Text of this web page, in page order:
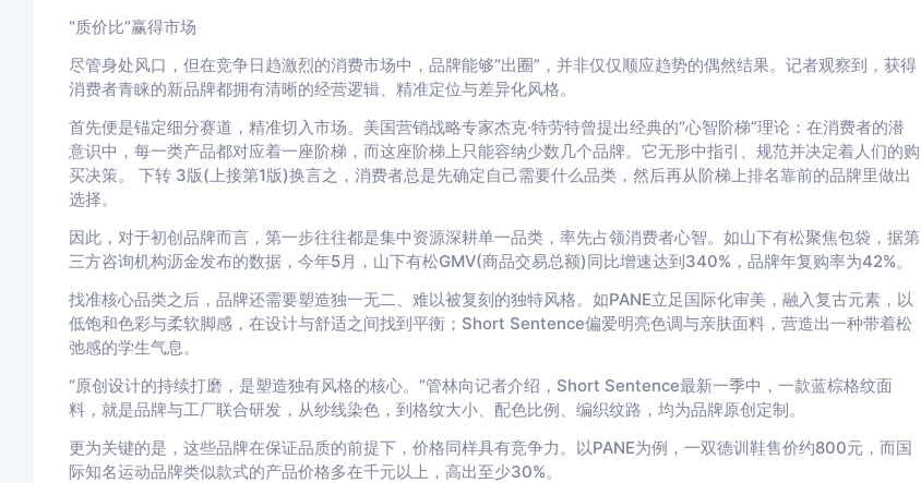
“质价比”赢得市场
尽管身处风口，但在竞争日趋激烈的消费市场中，品牌能够“出圈”，并非仅仅顺应趋势的偶然结果。记者观察到，获得
消费者青睐的新品牌都拥有清晰的经营逻辑、精准定位与差异化风格。
首先便是锚定细分赛道，精准切入市场。美国营销战略专家杰克·特劳特曾提出经典的“心智阶梯”理论：在消费者的潜
意识中，每一类产品都对应着一座阶梯，而这座阶梯上只能容纳少数几个品牌。它无形中指引、规范并决定着人们的购
买决策。 下转 3版(上接第1版)换言之，消费者总是先确定自己需要什么品类，然后再从阶梯上排名靠前的品牌里做出
选择。
因此，对于初创品牌而言，第一步往往都是集中资源深耕单一品类，率先占领消费者心智。如山下有松聚焦包袋，据第
三方咨询机构沥金发布的数据，今年5月，山下有松GMV(商品交易总额)同比增速达到340%，品牌年复购率为42%。
找准核心品类之后，品牌还需要塑造独一无二、难以被复刻的独特风格。如PANE立足国际化审美，融入复古元素，以
低饱和色彩与柔软脚感，在设计与舒适之间找到平衡；Short Sentence偏爱明亮色调与亲肤面料，营造出一种带着松
弛感的学生气息。
“原创设计的持续打磨，是塑造独有风格的核心。”管林向记者介绍，Short Sentence最新一季中，一款蓝棕格纹面
料，就是品牌与工厂联合研发，从纱线染色，到格纹大小、配色比例、编织纹路，均为品牌原创定制。
更为关键的是，这些品牌在保证品质的前提下，价格同样具有竞争力。以PANE为例，一双德训鞋售价约800元，而国
际知名运动品牌类似款式的产品价格多在千元以上，高出至少30%。